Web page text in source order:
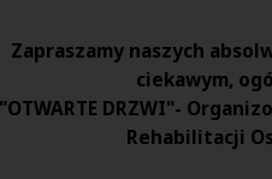
Zapraszamy naszych
ciekawym,
"OTWARTE DRZWI"-
Rehabilitacji